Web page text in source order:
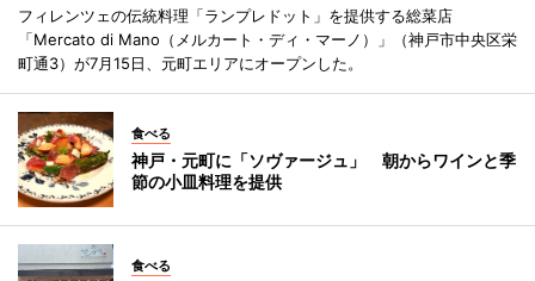
フィレンツェの伝統料理「ランプレドット」を提供する総菜店
「Mercato di Mano（メルカート・ディ・マーノ）」（神戸市中央区栄
町通3）が7月15日、元町エリアにオープンした。
食べる
神戸・元町に「ソヴァージュ」 朝からワインと季
節の小皿料理を提供
食べる